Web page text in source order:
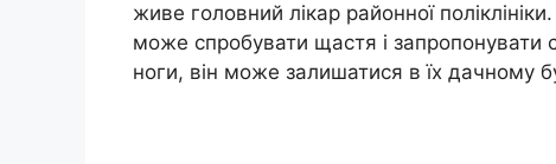
живе головний лікар районної
може спробувати щастя і запропонувати
ноги, він може залишатися в їх дачному